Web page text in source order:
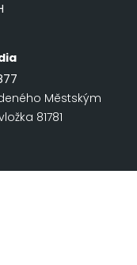
Městským
81781